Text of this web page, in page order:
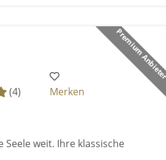
Premium Anbieter
(4)
Merken
weit. Ihre klassische